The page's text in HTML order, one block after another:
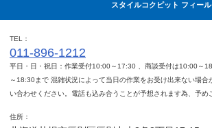
スタイルコクピット フィール
TEL
011-896-1212
平日・日・祝日：作業受付10:00～17:30 、商談受付は10:00～
～18:30まで 混雑状況によって当日の作業をお受け出来ない場合
い合わせください。電話も込み合うことが予想されます為、予め
住所